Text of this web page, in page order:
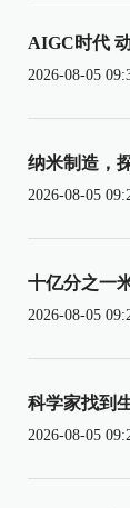
AIGC时代
2026-08-05
纳米制造，
2026-08-05
十亿分之一
2026-08-05
科学家找到
2026-08-05